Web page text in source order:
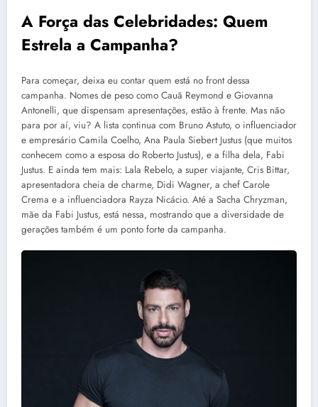
A Força das Celebridades: Quem
Estrela a Campanha?
Para começar, deixa eu contar quem está no front dessa
campanha. Nomes de peso como Cauã Reymond e Giovanna
Antonelli, que dispensam apresentações, estão à frente. Mas não
para por aí, viu? A lista continua com Bruno Astuto, o influenciador
e empresário Camila Coelho, Ana Paula Siebert Justus (que muitos
conhecem como a esposa do Roberto Justus), e a filha dela, Fabi
Justus. E ainda tem mais: Lala Rebelo, a super viajante, Cris Bittar,
apresentadora cheia de charme, Didi Wagner, a chef Carole
Crema e a influenciadora Rayza Nicácio. Até a Sacha Chryzman,
mãe da Fabi Justus, está nessa, mostrando que a diversidade de
gerações também é um ponto forte da campanha.